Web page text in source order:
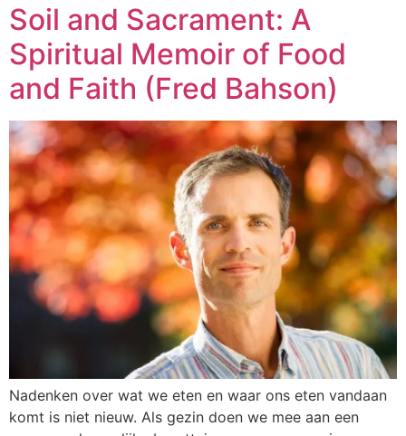
Soil and Sacrament: A
Spiritual Memoir of Food
and Faith (Fred Bahson)
Nadenken over wat we eten en waar ons eten vandaan
komt is niet nieuw. Als gezin doen we mee aan een